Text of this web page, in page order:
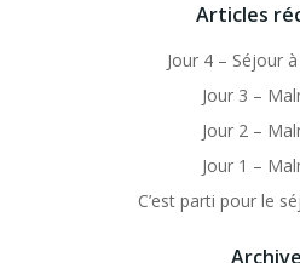
Articles
Jour 4 – Séjour
Jour 3 –
Jour 2 –
Jour 1 –
C’est parti pour le